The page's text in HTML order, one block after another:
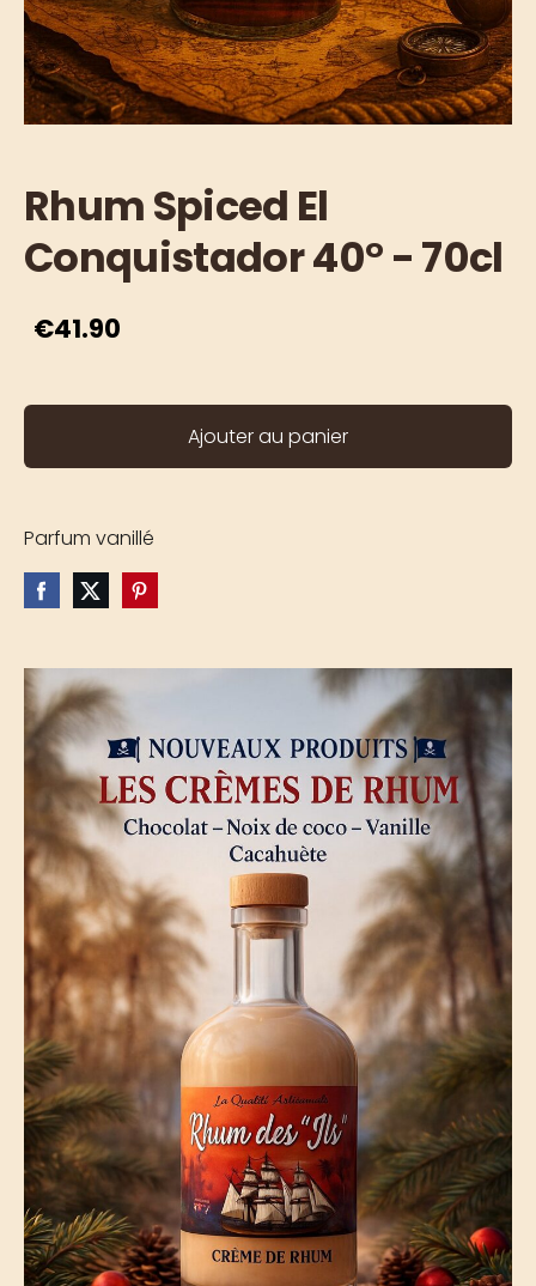
Rhum Spiced El
Conquistador 40° - 70cl
€41.90
Ajouter au panier
Parfum vanillé